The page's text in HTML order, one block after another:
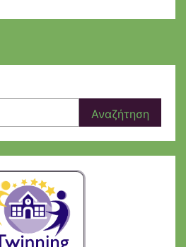
Αναζήτηση